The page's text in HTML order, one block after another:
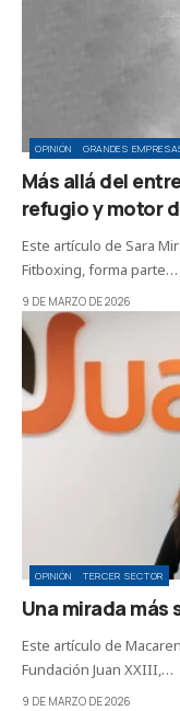
OPINIÓN GRANDES
Más allá del
refugio y motor
Este artículo de Sara
Fitboxing, forma parte…
9 DE MARZO DE 2026
OPINIÓN TERCER SECTOR
Una mirada más
Este artículo de
Fundación Juan XXIII,…
9 DE MARZO DE 2026